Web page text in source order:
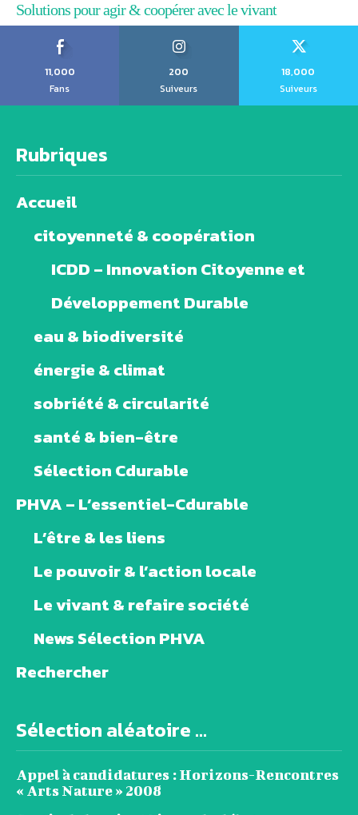
Solutions pour agir & coopérer avec le vivant
11,000
Fans
200
Suiveurs
18,000
Suiveurs
Rubriques
Accueil
citoyenneté & coopération
ICDD – Innovation Citoyenne et
Développement Durable
eau & biodiversité
énergie & climat
sobriété & circularité
santé & bien-être
Sélection Cdurable
PHVA – L’essentiel-Cdurable
L’être & les liens
Le pouvoir & l’action locale
Le vivant & refaire société
News Sélection PHVA
Rechercher
Sélection aléatoire ...
Appel à candidatures : Horizons-Rencontres
« Arts Nature » 2008